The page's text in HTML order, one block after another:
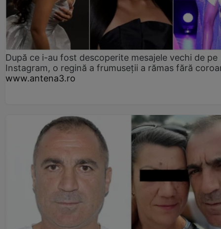
După ce i-au fost descoperite mesajele vechi de pe
Instagram, o regină a frumuseții a rămas fără
www.antena3.ro